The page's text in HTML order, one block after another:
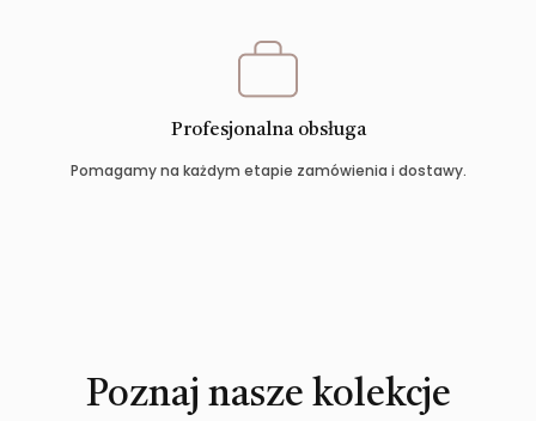
Profesjonalna obsługa
Pomagamy na każdym etapie zamówienia i dostawy.
Poznaj nasze kolekcje